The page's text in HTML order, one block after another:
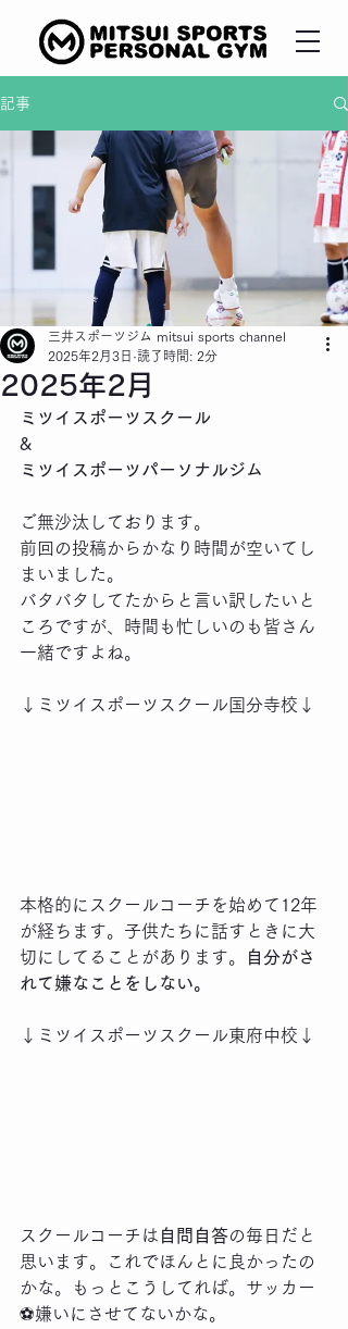
記事
2025年2月
三井スポーツジム mitsui sports channel
2025年2月3日 読了時間: 2分
ミツイスポーツスクール
&
ミツイスポーツパーソナルジム
ご無沙汰しております。
前回の投稿からかなり時間が空いてし
まいました。
バタバタしてたからと言い訳したいと
ころですが、時間も忙しいのも皆さん
一緒ですよね。
↓ミツイスポーツスクール国分寺校↓
本格的にスクールコーチを始めて12年
が経ちます。子供たちに話すときに大
切にしてることがあります。
自分がさ
れて嫌なことをしない。
↓ミツイスポーツスクール東府中校↓
スクールコーチは 自問自答の毎日だと
思います。これでほんとに良かったの
かな。もっとこうしてれば。サッカー
⚽️嫌いにさせてないかな。